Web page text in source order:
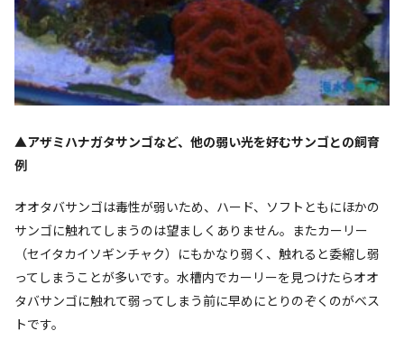
▲アザミハナガタサンゴなど、他の弱い光を好むサンゴとの飼育
例
オオタバサンゴは毒性が弱いため、ハード、ソフトともにほかの
サンゴに触れてしまうのは望ましくありません。またカーリー
（セイタカイソギンチャク）にもかなり弱く、触れると委縮し弱
ってしまうことが多いです。水槽内でカーリーを見つけたらオオ
タバサンゴに触れて弱ってしまう前に早めにとりのぞくのがベス
トです。